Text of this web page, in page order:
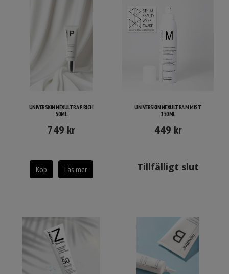
UNIVERSKIN NEXULTRA P RICH
50ML
749 kr
Köp Läs mer
UNIVERSKIN NEXULTRA M MIST
150ML
449 kr
Tillfälligt slut